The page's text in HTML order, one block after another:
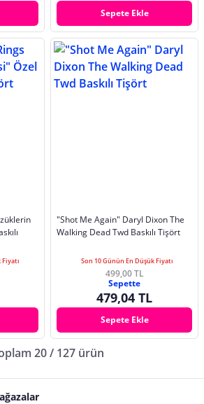
Sepete Ekle
"Shot Me Again" Daryl Dixon The
Walking Dead Twd Baskılı Tişört
Son 10 Günün En Düşük Fiyatı
499,00 TL
Sepette
479,04 TL
Sepete Ekle
20 / 127 ürün